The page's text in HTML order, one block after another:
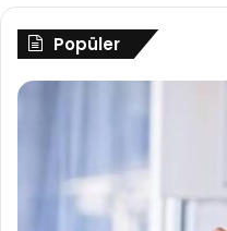
Popüler